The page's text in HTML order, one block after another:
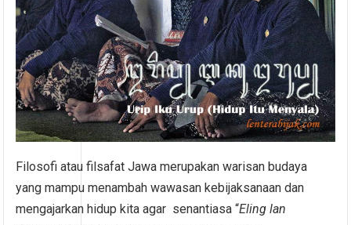
Filosofi atau filsafat Jawa merupakan warisan budaya
yang mampu menambah wawasan kebijaksanaan dan
mengajarkan hidup kita agar senantiasa “Eling lan